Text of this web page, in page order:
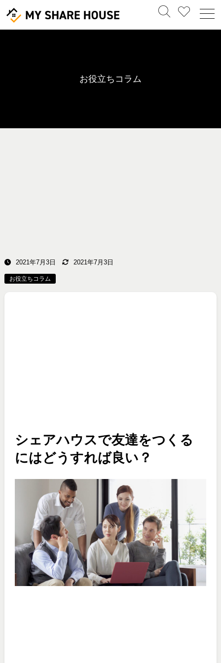
お役立ちコラム
2021年7月3日 2021年7月3日
お役立ちコラム
シェアハウスで友達をつくる
にはどうすれば良い？